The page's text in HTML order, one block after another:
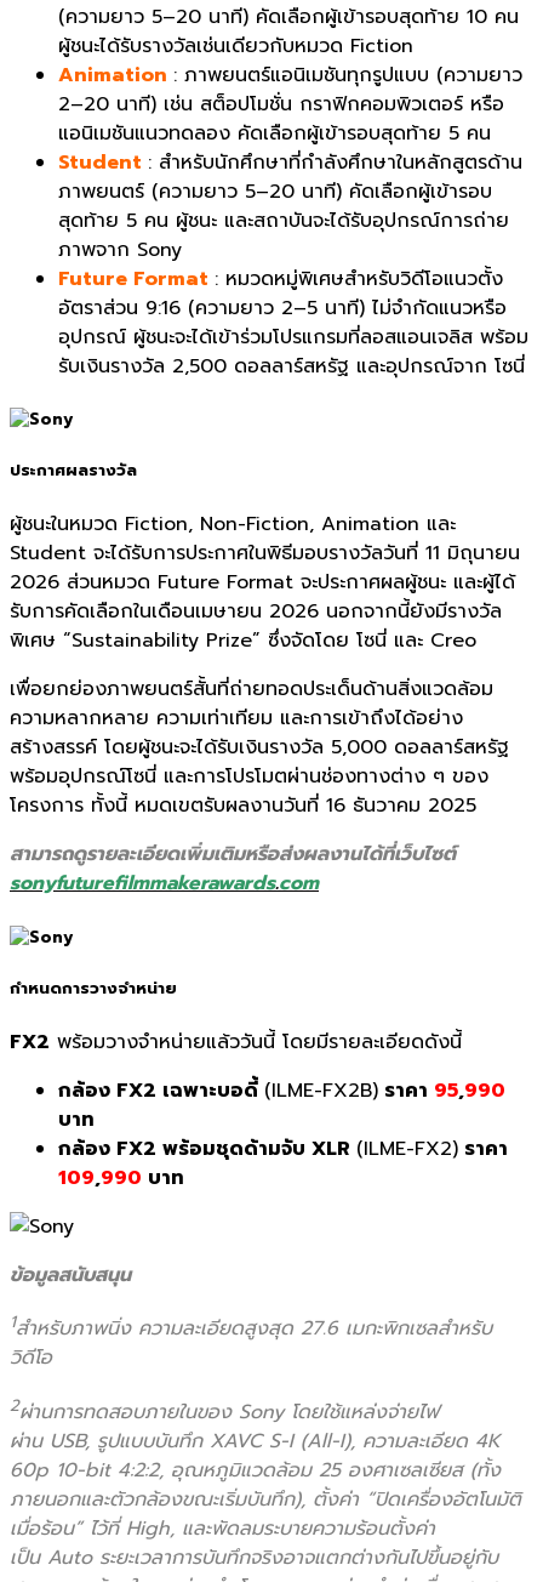
(ความยาว 5–20 นาที) คัดเลือกผู้เข้ารอบสุดท้าย 10 คน
ผู้ชนะได้รับรางวัลเช่นเดียวกับหมวด Fiction
Animation : ภาพยนตร์แอนิเมชันทุกรูปแบบ (ความยาว
2–20 นาที) เช่น สต็อปโมชั่น กราฟิกคอมพิวเตอร์ หรือ
แอนิเมชันแนวทดลอง คัดเลือกผู้เข้ารอบสุดท้าย 5 คน
Student : สำหรับนักศึกษาที่กำลังศึกษาในหลักสูตรด้าน
ภาพยนตร์ (ความยาว 5–20 นาที) คัดเลือกผู้เข้ารอบ
สุดท้าย 5 คน ผู้ชนะ และสถาบันจะได้รับอุปกรณ์การถ่าย
ภาพจาก Sony
Future Format : หมวดหมู่พิเศษสำหรับวิดีโอแนวตั้ง
อัตราส่วน 9:16 (ความยาว 2–5 นาที) ไม่จำกัดแนวหรือ
อุปกรณ์ ผู้ชนะจะได้เข้าร่วมโปรแกรมที่ลอสแอนเจลิส พร้อม
รับเงินรางวัล 2,500 ดอลลาร์สหรัฐ และอุปกรณ์จาก โซนี่
ประกาศผลรางวัล
ผู้ชนะในหมวด Fiction, Non-Fiction, Animation และ
Student จะได้รับการประกาศในพิธีมอบรางวัลวันที่ 11 มิถุนายน
2026 ส่วนหมวด Future Format จะประกาศผลผู้ชนะ และผู้ได้
รับการคัดเลือกในเดือนเมษายน 2026 นอกจากนี้ยังมีรางวัล
พิเศษ “Sustainability Prize” ซึ่งจัดโดย โซนี่ และ Creo
เพื่อยกย่องภาพยนตร์สั้นที่ถ่ายทอดประเด็นด้านสิ่งแวดล้อม
ความหลากหลาย ความเท่าเทียม และการเข้าถึงได้อย่าง
สร้างสรรค์ โดยผู้ชนะจะได้รับเงินรางวัล 5,000 ดอลลาร์สหรัฐ
พร้อมอุปกรณ์โซนี่ และการโปรโมตผ่านช่องทางต่าง ๆ ของ
โครงการ ทั้งนี้ หมดเขตรับผลงานวันที่ 16 ธันวาคม 2025
สามารถดูรายละเอียดเพิ่มเติมหรือส่งผลงานได้ที่เว็บไซต์
sonyfuturefilmmakerawards.com
กำหนดการวางจำหน่าย
FX2 พร้อมวางจำหน่ายแล้ววันนี้ โดยมีรายละเอียดดังนี้
กล้อง FX2 เฉพาะบอดี้ (ILME-FX2B) ราคา 95,990
บาท
กล้อง FX2 พร้อมชุดด้ามจับ XLR (ILME-FX2) ราคา
109,990 บาท
ข้อมูลสนับสนุน
1สำหรับภาพนิ่ง ความละเอียดสูงสุด 27.6 เมกะพิกเซลสำหรับ
วิดีโอ
2ผ่านการทดสอบภายในของ Sony โดยใช้แหล่งจ่ายไฟ
ผ่าน USB, รูปแบบบันทึก XAVC S-I (All-I), ความละเอียด 4K
60p 10-bit 4:2:2, อุณหภูมิแวดล้อม 25 องศาเซลเซียส (ทั้ง
ภายนอกและตัวกล้องขณะเริ่มบันทึก), ตั้งค่า “ปิดเครื่องอัตโนมัติ
เมื่อร้อน” ไว้ที่ High, และพัดลมระบายความร้อนตั้งค่า
เป็น Auto ระยะเวลาการบันทึกจริงอาจแตกต่างกันไปขึ้นอยู่กับ